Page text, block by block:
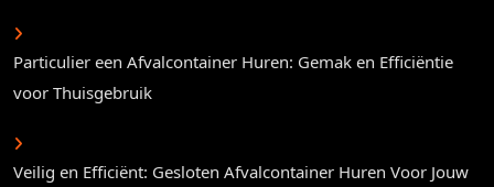
Particulier een Afvalcontainer Huren: Gemak en Efficiëntie
voor Thuisgebruik
Veilig en Efficiënt: Gesloten Afvalcontainer Huren Voor Jouw